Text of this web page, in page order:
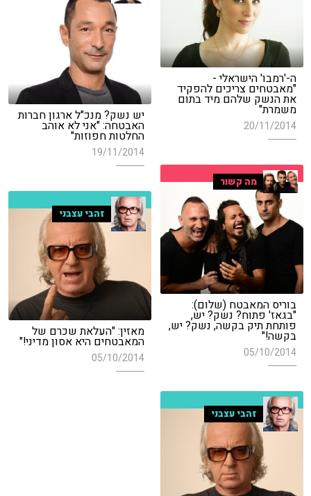
ה-'רמבו' הישראלי -
"מאבטחים צריכים להפקיד
את הנשק שלהם מיד בתום
משמרת"
20/11/2014
יש נשק? מנכ"ל ארגון חברות
האבטחה: "אני לא אוהב
החלטות חפוזות"
19/11/2014
מה קשור
בוריס המאבטח (שלום):
"בגאז' פתוח? נשק? יש,
פותחת תיק בקשה, נשק? יש,
בקשה!"
05/10/2014
זהבי עצבני
מאזין: "העלאת שכרם של
המאבטחים היא אסון מדיני!"
05/10/2014
זהבי עצבני